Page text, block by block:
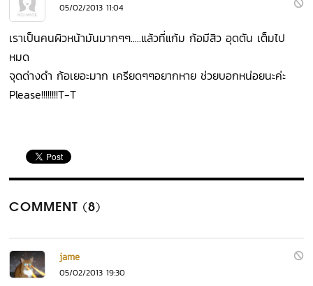
05/02/2013 11:04
เราเป็นคนผิวหน้ามันมากๆๆ.....แล้วที่แก้ม ก้อมีสิว อุดตัน เต็มไป
หมด
จุดด่างดำ ก้อเยอะมาก เครียดๆๆอยากหาย ช่วยบอกหน่อยนะค่ะ
Please!!!!!!!!T-T
COMMENT (8)
jame
05/02/2013 19:30